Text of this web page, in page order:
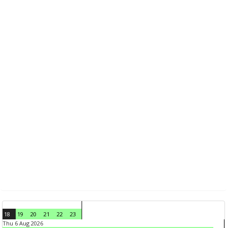
18 19 20 21 22
23
Thu 6 Aug 2026